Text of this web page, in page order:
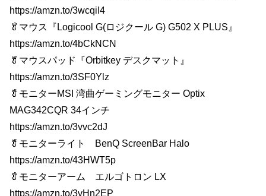
https://amzn.to/3wcqiI4
🥬マウス『Logicool G(ロジクール G) G502 X PLUS』
https://amzn.to/4bCkNCN
🥬マウスパッド『Orbitkey デスクマット』
https://amzn.to/3SF0Ylz
🥬モニターMSI 湾曲ゲーミングモニター Optix
MAG342CQR 34インチ
https://amzn.to/3vvc2dJ
🥬モニターライト BenQ ScreenBar Halo
https://amzn.to/43HWT5p
🥬モニターアーム エルゴトロン LX
https://amzn.to/3vHn2EP